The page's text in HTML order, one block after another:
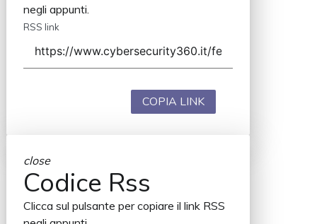
negli appunti.
RSS link
COPIA LINK
close
Codice Rss
Clicca sul pulsante per copiare il link RSS